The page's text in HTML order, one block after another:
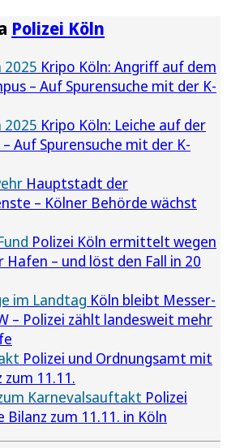
Polizei Köln
2025 Kripo Köln: Angriff auf dem
– Auf Spurensuche mit der K-
2025 Kripo Köln: Leiche auf der
Auf Spurensuche mit der K-
Hauptstadt der
– Kölner Behörde wächst
Polizei Köln ermittelt wegen
Hafen – und löst den Fall in 20
im Landtag Köln bleibt Messer-
– Polizei zählt landesweit mehr
Polizei und Ordnungsamt mit
11.11.
Karnevalsauftakt Polizei
zum 11.11. in Köln